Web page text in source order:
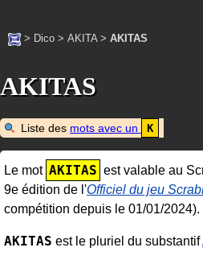
> Dico > AKITA> AKITAS
AKITAS
Liste des mots avec un K
Le mot AKITAS est valable au
9e édition de l'Officiel du jeu
compétition depuis le 01/01/2024).
AKITAS est le pluriel du substantif